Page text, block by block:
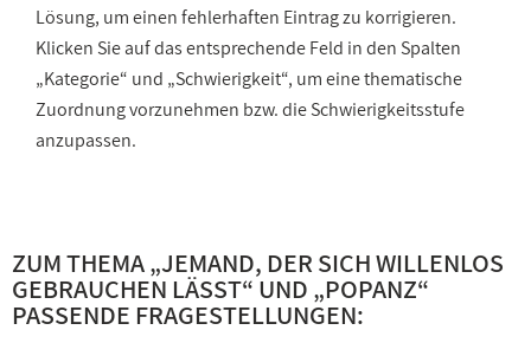
Lösung, um einen fehlerhaften Eintrag zu korrigieren.
Klicken Sie auf das entsprechende Feld in den Spalten
„Kategorie“ und „Schwierigkeit“, um eine thematische
Zuordnung vorzunehmen bzw. die Schwierigkeitsstufe
anzupassen.
ZUM THEMA „JEMAND, DER SICH WILLENLOS
GEBRAUCHEN LÄSST“ UND „POPANZ“
PASSENDE FRAGESTELLUNGEN: